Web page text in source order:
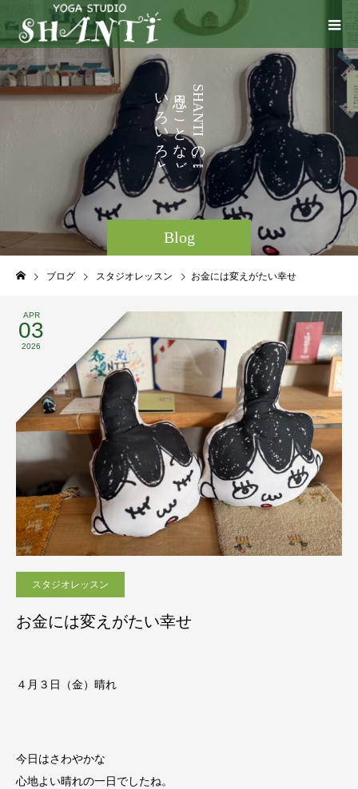
Blog
H
A
N
T
I
の
。
こ
と
な
ど
い
ろ
い
ろ
と
。
ブログ スタジオレッスン お金には変えがたい幸せ
APR
03
2026
スタジオレッスン
お金には変えがたい幸せ
４月３日（金）晴れ
今日はさわやかな
心地よい晴れの一日でしたね。